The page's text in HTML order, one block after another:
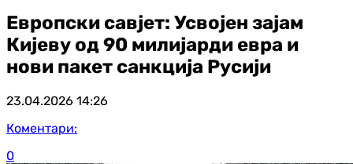
Европски савјет: Усвојен зајам
Кијеву од 90 милијарди евра и
нови пакет санкција Русији
23.04.2026 14:26
Коментари:
0